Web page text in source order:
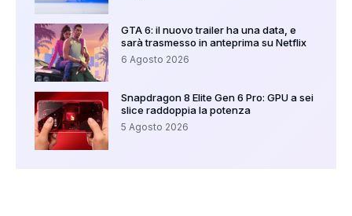
GTA 6: il nuovo trailer ha una data, e
sarà trasmesso in anteprima su Netflix
6 Agosto 2026
Snapdragon 8 Elite Gen 6 Pro: GPU a sei
slice raddoppia la potenza
5 Agosto 2026